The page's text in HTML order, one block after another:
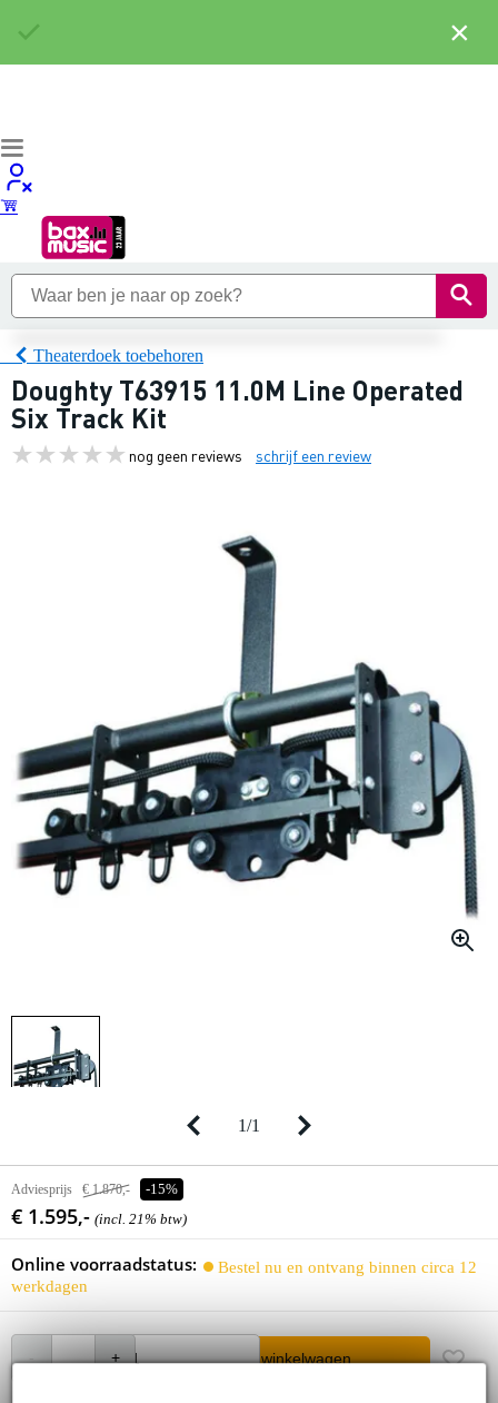
Theaterdoek toebehoren
Doughty T63915 11.0M Line Operated
Six Track Kit
nog geen reviews schrijf een review
1/1
Adviesprijs € 1.870,- -15%
€ 1.595,- (incl. 21% btw)
Online voorraadstatus:
Bestel nu en ontvang binnen circa 12
werkdagen
In winkelwagen
×